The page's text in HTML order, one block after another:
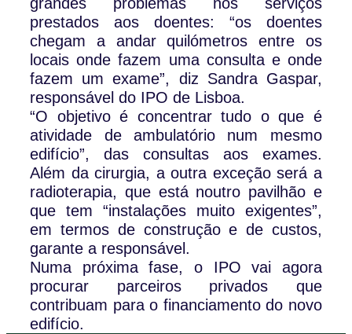
prestados aos doentes: “os doentes
chegam a andar quilómetros entre os
locais onde fazem uma consulta e onde
fazem um exame”, diz Sandra Gaspar,
responsável do IPO de Lisboa.
“O objetivo é concentrar tudo o que é
atividade de ambulatório num mesmo
edifício”, das consultas aos exames.
Além da cirurgia, a outra exceção será a
radioterapia, que está noutro pavilhão e
que tem “instalações muito exigentes”,
em termos de construção e de custos,
garante a responsável.
Numa próxima fase, o IPO vai agora
procurar parceiros privados que
contribuam para o financiamento do novo
edifício.